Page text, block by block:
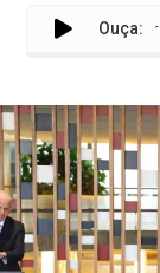
Ouça: